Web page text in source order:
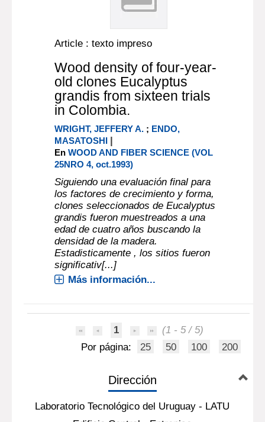
Article : texto impreso
Wood density of four-year-
old clones Eucalyptus
grandis from sixteen trials
in Colombia.
WRIGHT, JEFFERY A. ; ENDO,
MASATOSHI |
EnWOOD AND FIBER SCIENCE (VOL
25NRO 4, oct.1993)
Siguiendo una evaluación final para
los factores de crecimiento y forma,
clones seleccionados de Eucalyptus
grandis fueron muestreados a una
edad de cuatro años buscando la
densidad de la madera.
Estadisticamente , los sitios fueron
significativ[...]
Más información...
1
(1 - 5 / 5)
Por página:
25 50 100 200
Dirección
Laboratorio Tecnológico del Uruguay - LATU